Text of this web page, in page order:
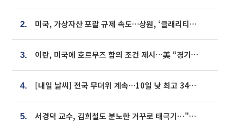
2. 미국, 가상자산 포괄 규제 속도…상원, ‘클래리티법’ 9월 절차투표 추진
3. 이란, 미국에 호르무즈 합의 조건 제시…美 “경기 아직 안 끝나” [종합]
4. [내일 날씨] 전국 무더위 계속…10일 낮 최고 34도 육박
5. 서경덕 교수, 김희철도 분노한 거꾸로 태극기⋯"엉터리는 아냐, 아쉬울 뿐"